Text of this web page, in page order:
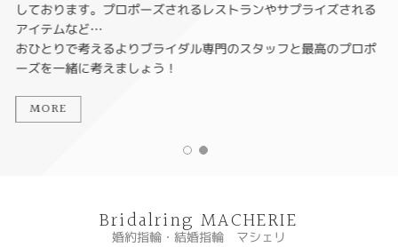
しております。プロポーズされるレストランやサプライズされる
アイテムなど…
おひとりで考えるよりブライダル専門のスタッフと最高のプロポ
ーズを一緒に考えましょう！
MORE
Bridalring MACHERIE
婚約指輪・結婚指輪 マシェリ